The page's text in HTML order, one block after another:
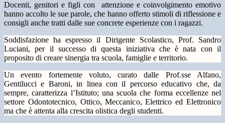
Docenti, genitori e figli con
attenzione e coinvolgimento emotivo
hanno accolto le sue parole, che hanno offerto stimoli di riflessione e
consigli anche tratti dalle sue concrete esperienze con i ragazzi.
Soddisfazione ha espresso il Dirigente Scolastico, Prof. Sandro
Luciani, per il successo di questa iniziativa che è nata con il
proposito di creare sinergia tra scuola, famiglie e territorio.
Un evento fortemente voluto, curato dalle Prof.sse Alfano,
Gentilucci e Baroni, in linea con il percorso educativo che, da
sempre, caratterizza l’Istituto; una scuola che forma eccellenze nel
settore Odontotecnico, Ottico, Meccanico, Elettrico ed Elettronico
ma che è attenta alla crescita olistica degli studenti.